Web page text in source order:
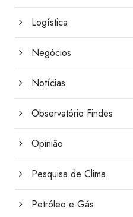
Logística
Negócios
Notícias
Observatório Findes
Opinião
Pesquisa de Clima
Petróleo e Gás